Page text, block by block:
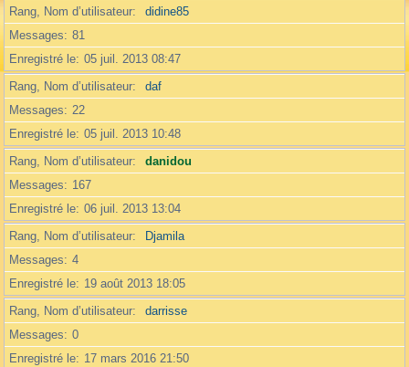
Rang, Nom d’utilisateur
didine85
Messages
81
Enregistré le 05 juil. 2013 08:47
Rang, Nom d’utilisateur
daf
Messages
22
Enregistré le 05 juil. 2013 10:48
Rang, Nom d’utilisateur
danidou
Messages
167
Enregistré le 06 juil. 2013 13:04
Rang, Nom d’utilisateur
Djamila
Messages
4
Enregistré le
19 août 2013 18:05
Rang, Nom d’utilisateur
darrisse
Messages
0
Enregistré le
17 mars 2016 21:50